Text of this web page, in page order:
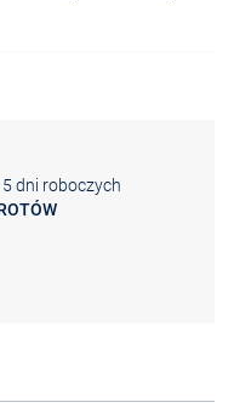
dni roboczych